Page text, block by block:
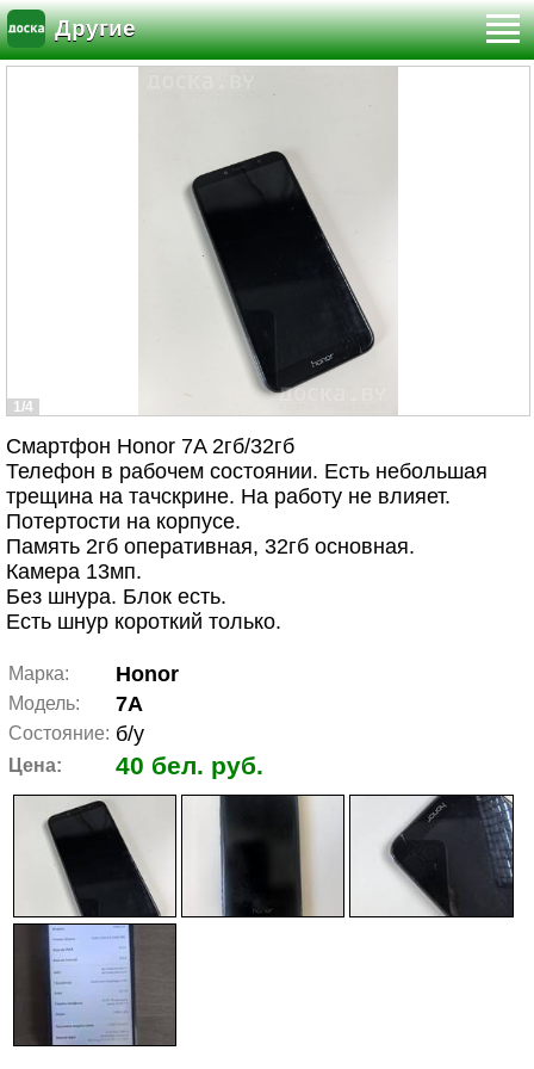
Другие
1/4
Смартфон Honor 7A 2гб/32гб
Телефон в рабочем состоянии. Есть небольшая
трещина на тачскрине. На работу не влияет.
Потертости на корпусе.
Память 2гб оперативная, 32гб основная.
Камера 13мп.
Без шнура. Блок есть.
Есть шнур короткий только.
Марка: Honor
Модель: 7A
Состояние: б/у
Цена: 40 бел. руб.